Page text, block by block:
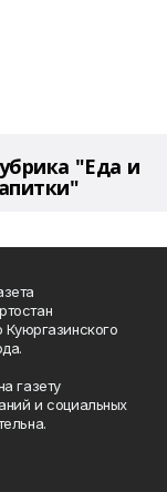
"Еда и
газету
и социальных